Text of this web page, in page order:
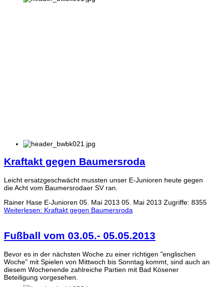
Kraftakt gegen Baumersroda
Leicht ersatzgeschwächt mussten unser E-Junioren heute gegen
die Acht vom Baumersrodaer SV ran.
Rainer Hase E-Junioren 05. Mai 2013 05. Mai 2013 Zugriffe: 8355
Weiterlesen: Kraftakt gegen Baumersroda
Fußball vom 03.05.- 05.05.2013
Bevor es in der nächsten Woche zu einer richtigen "englischen
Woche" mit Spielen von Mittwoch bis Sonntag kommt, sind auch an
diesem Wochenende zahlreiche Partien mit Bad Kösener
Beteiligung vorgesehen.